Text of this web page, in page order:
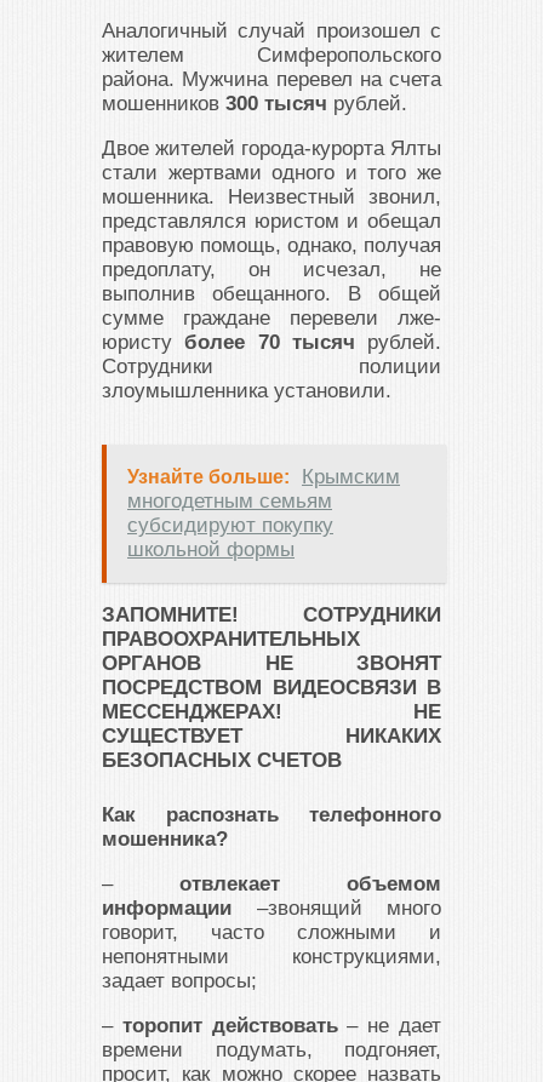
Аналогичный случай произошел с
жителем Симферопольского
района. Мужчина перевел на счета
мошенников 300 тысяч рублей.
Двое жителей города-курорта Ялты
стали жертвами одного и того же
мошенника. Неизвестный звонил,
представлялся юристом и обещал
правовую помощь, однако, получая
предоплату, он исчезал, не
выполнив обещанного. В общей
сумме граждане перевели лже-
юристуболее 70 тысяч рублей.
Сотрудники полиции
злоумышленника установили.
Узнайте больше:
Крымским
многодетным семьям
субсидируют покупку
школьной формы
ЗАПОМНИТЕ! СОТРУДНИКИ
ПРАВООХРАНИТЕЛЬНЫХ
ОРГАНОВ НЕ ЗВОНЯТ
ПОСРЕДСТВОМ ВИДЕОСВЯЗИ В
МЕССЕНДЖЕРАХ! НЕ
СУЩЕСТВУЕТ НИКАКИХ
БЕЗОПАСНЫХ СЧЕТОВ
Как распознать телефонного
мошенника?
–отвлекает объемом
информации –звонящий много
говорит, часто сложными и
непонятными конструкциями,
задает вопросы;
– торопит действовать– не дает
времени подумать, подгоняет,
просит, как можно скорее назвать